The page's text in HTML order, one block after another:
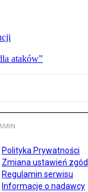
ataków”
Polityka Prywatności
Zmiana ustawień zgód
Regulamin serwisu
Informacje o nadawcy